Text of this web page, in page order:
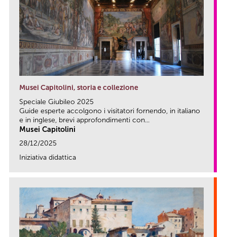
Musei Capitolini, storia e collezione
Speciale Giubileo 2025
Guide esperte accolgono i visitatori fornendo, in italiano
e in inglese, brevi approfondimenti con...
Musei Capitolini
28/12/2025
Iniziativa didattica